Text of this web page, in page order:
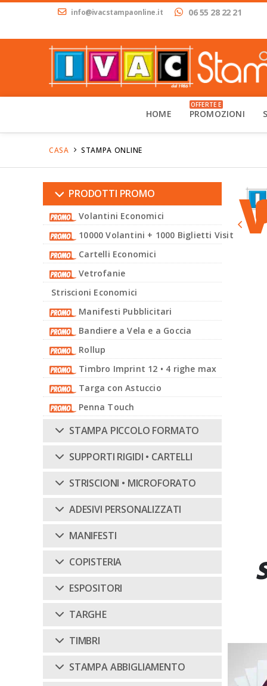
info@ivacstampaonline.it 06 55 28 22 21
HOME
OFFERTE E
PROMOZIONI
CASA STAMPA ONLINE
PRODOTTI PROMO
Volantini Economici
10000 Volantini + 1000 Biglietti Visita
Cartelli Economici
Vetrofanie
Striscioni Economici
Manifesti Pubblicitari
Bandiere a Vela e a Goccia
Rollup
Timbro Imprint 12 • 4 righe max
Targa con Astuccio
Penna Touch
STAMPA PICCOLO FORMATO
SUPPORTI RIGIDI • CARTELLI
STRISCIONI • MICROFORATO
ADESIVI PERSONALIZZATI
MANIFESTI
COPISTERIA
ESPOSITORI
TARGHE
TIMBRI
STAMPA ABBIGLIAMENTO